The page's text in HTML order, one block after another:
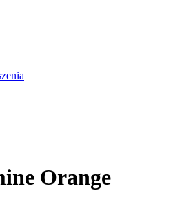
Orange